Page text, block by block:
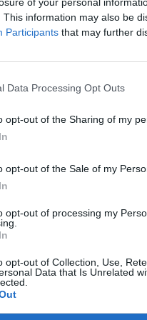
This information may also be
Participants that may further
Data Processing Opt Outs
opt-out of the Sharing of my
opt-out of the Sale of my
opt-out of processing my
opt-out of Collection, Use,
Data that Is Unrelated
стануваат
граница, со
Петербург по
претходните:
десетици
исто така ја
13, 2026
прекините на
АИ -95. Ситуацијата